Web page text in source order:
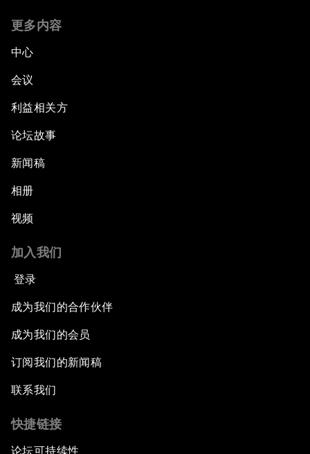
更多内容
中心
会议
利益相关方
论坛故事
新闻稿
相册
视频
加入我们
登录
成为我们的合作伙伴
成为我们的会员
订阅我们的新闻稿
联系我们
快捷链接
论坛可持续性